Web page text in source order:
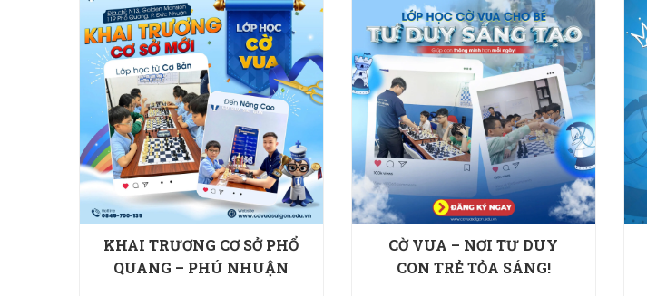
KHAI TRƯƠNG CƠ SỞ PHỔ
QUANG – PHÚ NHUẬN
CỜ VUA – NƠI TƯ DUY
CON TRẺ TỎA SÁNG!